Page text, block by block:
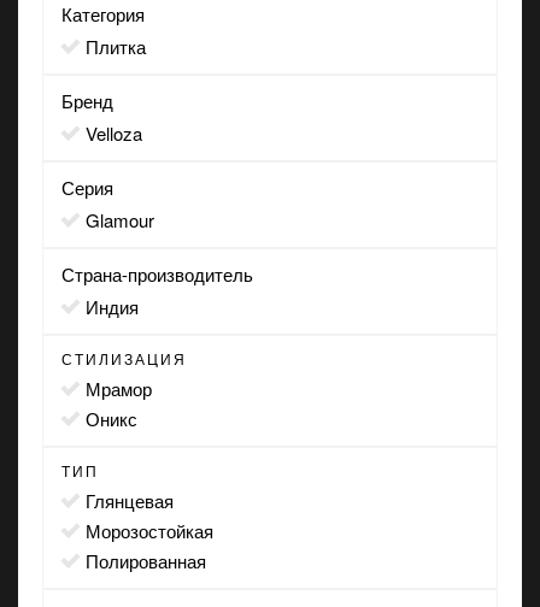
Категория
Плитка
Бренд
Velloza
Серия
Glamour
Страна-производитель
Индия
СТИЛИЗАЦИЯ
мрамор
оникс
ТИП
глянцевая
морозостойкая
полированная